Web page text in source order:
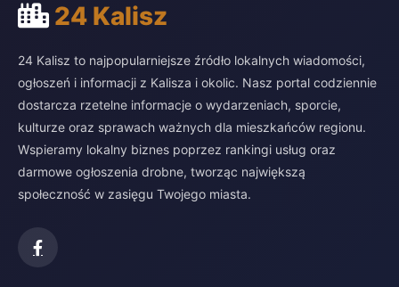
24 Kalisz
24 Kalisz to najpopularniejsze źródło lokalnych wiadomości,
ogłoszeń i informacji z Kalisza i okolic. Nasz portal codziennie
dostarcza rzetelne informacje o wydarzeniach, sporcie,
kulturze oraz sprawach ważnych dla mieszkańców regionu.
Wspieramy lokalny biznes poprzez rankingi usług oraz
darmowe ogłoszenia drobne, tworząc największą
społeczność w zasięgu Twojego miasta.